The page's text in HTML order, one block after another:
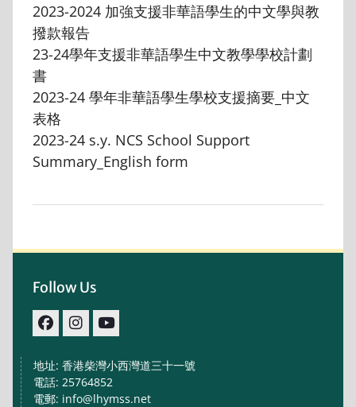
2023-2024 加強支援非華語學生的中文學與教
撥款報告
23-24學年支援非華語學生中文教學學校計劃
書
2023-24 學年非華語學生學校支援摘要_中文
表格
2023-24 s.y. NCS School Support
Summary_English form
Follow Us
地址: 香港柴灣小西灣道三十一號
電話: 25764852
電郵: info@lhymss.net